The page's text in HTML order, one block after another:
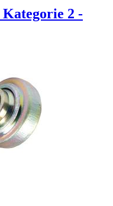
2 -